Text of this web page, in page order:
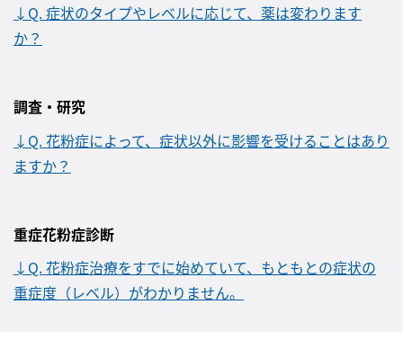
↓Q. 症状のタイプやレベルに応じて、薬は変わります
か？
調査・研究
↓Q. 花粉症によって、症状以外に影響を受けることはあり
ますか？
重症花粉症診断
↓Q. 花粉症治療をすでに始めていて、もともとの症状の
重症度（レベル）がわかりません。